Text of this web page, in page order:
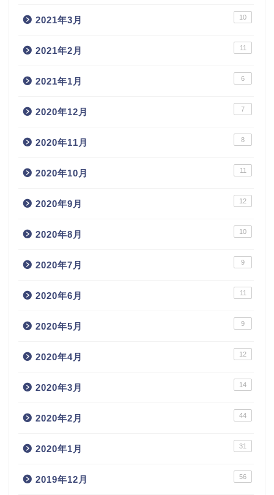
2021年3月 10
2021年2月 11
2021年1月 6
2020年12月 7
2020年11月 8
2020年10月 11
2020年9月 12
2020年8月 10
2020年7月 9
2020年6月 11
2020年5月 9
2020年4月 12
2020年3月 14
2020年2月 44
2020年1月 31
2019年12月 56